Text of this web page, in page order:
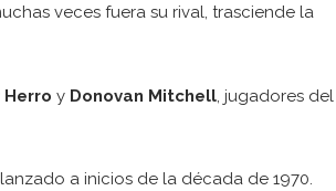
veces fuera su rival, trasciende la
Herro y Donovan Mitchell, jugadores del
a inicios de la década de 1970.